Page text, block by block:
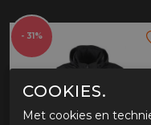
- 31%
COOKIES.
Met cookies en